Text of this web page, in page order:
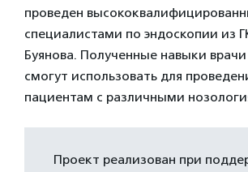
проведен
специалистами по эндоскопии из
Буянова. Полученные навыки
смогут использовать для
пациентам с различными
Проект реализован при